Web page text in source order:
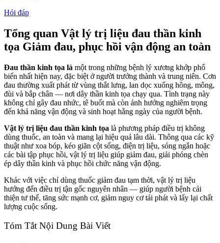
Hỏi đáp
Tổng quan Vật lý trị liệu đau thần kinh
tọa Giảm đau, phục hồi vận động an toàn
Đau thần kinh tọa là một trong những bệnh lý xương khớp phổ
biến nhất hiện nay, đặc biệt ở người trưởng thành và trung niên. Cơn
đau thường xuất phát từ vùng thắt lưng, lan dọc xuống hông, mông,
đùi và bắp chân — nơi dây thần kinh tọa chạy qua. Tình trạng này
không chỉ gây đau nhức, tê buốt mà còn ảnh hưởng nghiêm trọng
đến khả năng vận động và sinh hoạt hằng ngày của người bệnh.
Vật lý trị liệu đau thần kinh tọa là phương pháp điều trị không
dùng thuốc, an toàn và mang lại hiệu quả lâu dài. Thông qua các kỹ
thuật như xoa bóp, kéo giãn cột sống, điện trị liệu, sóng ngắn hoặc
các bài tập phục hồi, vật lý trị liệu giúp giảm đau, giải phóng chèn
ép dây thần kinh và phục hồi chức năng vận động.
Khác với việc chỉ dùng thuốc giảm đau tạm thời, vật lý trị liệu
hướng đến điều trị tận gốc nguyên nhân — giúp người bệnh cải
thiện tư thế, tăng sức mạnh cơ, giảm nguy cơ tái phát và lấy lại chất
lượng cuộc sống.
Tóm Tắt Nội Dung Bài Viết